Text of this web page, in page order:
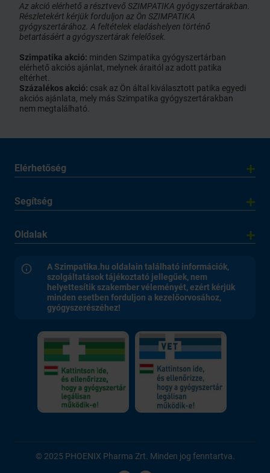
Az akció elérhető a résztvevő SZIMPATIKA gyógyszertárakban.
Részletekért kérjük forduljon az Ön SZIMPATIKA
gyógyszertárához. A feltételek eladáshelyen történő
betartásáért a gyógyszertárak felelősek.
Szimpatika akció: minden Szimpatika gyógyszertárban
elérhető akciós ajánlat, melynek áraitól az adott patika
eltérhet.
Százalékos akció: csak az Ön által kiválasztott patika egyedi
akciós ajánlata, mely más Szimpatika gyógyszertárakban
nem megtalálható.
Elérhetőség
Segítség
Oldalak
A Szimpatika.hu oldalain található információk,
szolgáltatások tájékoztató jellegűek, nem
helyettesítik szakember véleményét, ezért kérjük
minden esetben forduljon a kezelőorvosához,
gyógyszerészéhez!
© 2025 PHOENIX Pharma Zrt. Minden jog fenntartva.